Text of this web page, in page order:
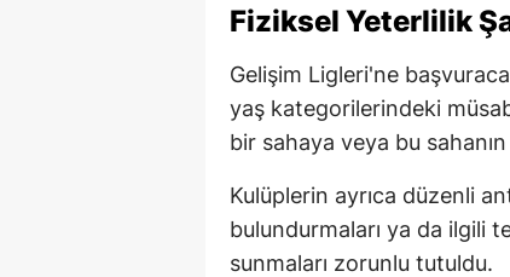
Fiziksel Yeterlilik
Gelişim Ligleri'ne
yaş kategorilerindeki
bir sahaya veya bu
Kulüplerin ayrıca düzenli
bulundurmaları ya da ilgili
sunmaları zorunlu tutuldu.